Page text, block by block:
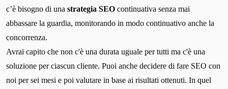
c’è bisogno di una strategia SEO continuativa senza mai
abbassare la guardia, monitorando in modo continuativo anche la
concorrenza.
Avrai capito che non c'è una durata uguale per tutti ma c'è una
soluzione per ciascun cliente. Puoi anche decidere di fare SEO con
noi per sei mesi e poi valutare in base ai risultati ottenuti. In quel